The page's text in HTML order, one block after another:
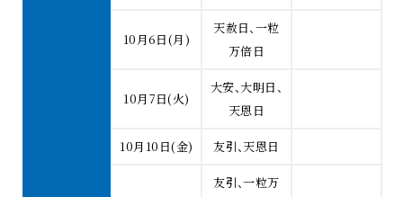
10月6日(月)
天赦日、一粒
万倍日
10月7日(火)
大安、大明日、
天恩日
10月10日(金) 友引、天恩日
友引、一粒万